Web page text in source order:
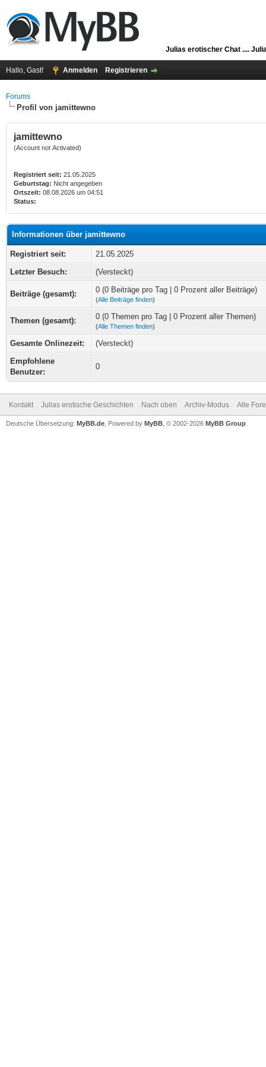
Julias erotischer Chat ....
Hallo, Gast! Anmelden Registrieren
Forums
Profil von jamittewno
jamittewno
(Account not Activated)
Registriert seit: 21.05.2025
Geburtstag: Nicht angegeben
Ortszeit: 08.08.2026 um 04:51
Status:
Informationen über jamittewno
Registriert seit:
21.05.2025
Letzter Besuch:
(Versteckt)
Beiträge (gesamt): 0 (0 Beiträge pro Tag | 0 Prozent aller Beiträge)
(Alle Beiträge finden)
Themen (gesamt): 0 (0 Themen pro Tag | 0 Prozent aller Themen)
(Alle Themen finden)
Gesamte Onlinezeit:
(Versteckt)
Empfohlene
Benutzer:
0
Kontakt Julias erotische Geschichten Nach oben Archiv-Modus Alle
Deutsche Übersetzung: MyBB.de , Powered by MyBB , © 2002-2026 MyBB Group